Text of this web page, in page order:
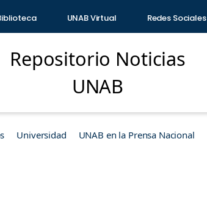
UNAB Virtual Redes Sociales
Repositorio Noticias
UNAB
Universidad UNAB en la Prensa Nacional